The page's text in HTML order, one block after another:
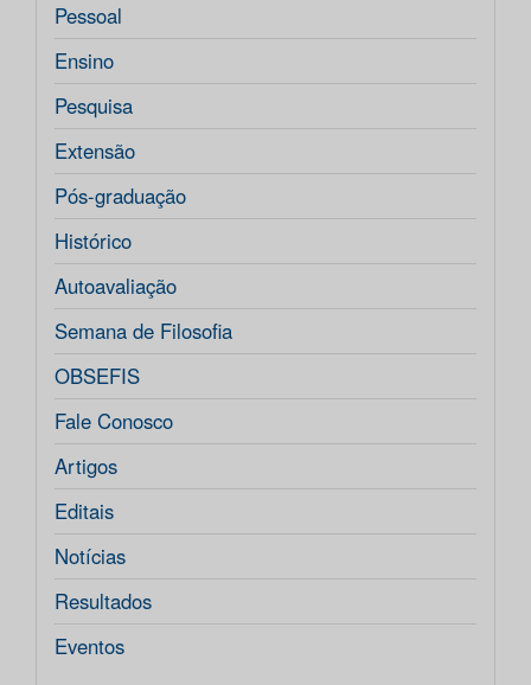
Pessoal
Ensino
Pesquisa
Extensão
Pós-graduação
Histórico
Autoavaliação
Semana de Filosofia
OBSEFIS
Fale Conosco
Artigos
Editais
Notícias
Resultados
Eventos